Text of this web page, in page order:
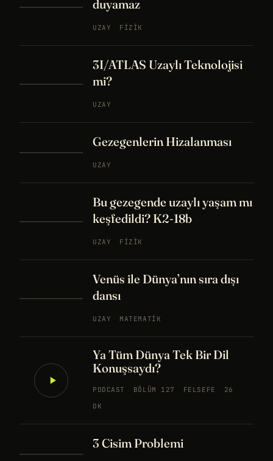
duyamaz
UZAY FIZIK
3I/ATLAS Uzaylı Teknolojisi
mi?
UZAY
Gezegenlerin Hizalanması
UZAY
Bu gezegende uzaylı yaşam mı
keşfedildi? K2-18b
UZAY FIZIK
Venüs ile Dünya’nın sıra dışı
dansı
UZAY MATEMATIK
Ya Tüm Dünya Tek Bir Dil
Konuşsaydı?
PODCAST BÖLÜM 127 FELSEFE
26
DK
3 Cisim Problemi